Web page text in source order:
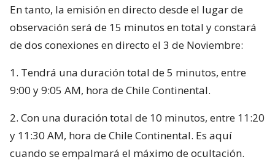
En tanto, la emisión en directo desde el lugar de
observación será de 15 minutos en total y constará
de dos conexiones en directo el 3 de Noviembre:
1. Tendrá una duración total de 5 minutos, entre
9:00 y 9:05 AM, hora de Chile Continental.
2. Con una duración total de 10 minutos, entre 11:20
y 11:30 AM, hora de Chile Continental. Es aquí
cuando se empalmará el máximo de ocultación.